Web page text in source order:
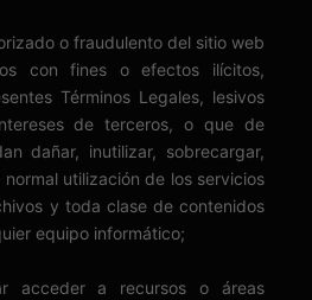
o fraudulento del sitio web
con fines o efectos ilícitos,
Términos Legales, lesivos
de terceros, o que de
dañar, inutilizar, sobrecargar,
utilización de los servicios
y toda clase de contenidos
equipo informático;
acceder a recursos o áreas